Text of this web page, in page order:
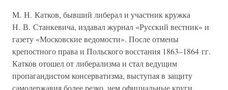
М. Н. Катков, бывший либерал и участник кружка
Н. В. Станкевича, издавал журнал «Русский вестник» и
газету «Московские ведомости». После отмены
крепостного права и Польского восстания 1863–1864 гг.
Катков отошел от либерализма и стал ведущим
пропагандистом консерватизма, выступая в защиту
самодержавия более резко, чем официальные круги.